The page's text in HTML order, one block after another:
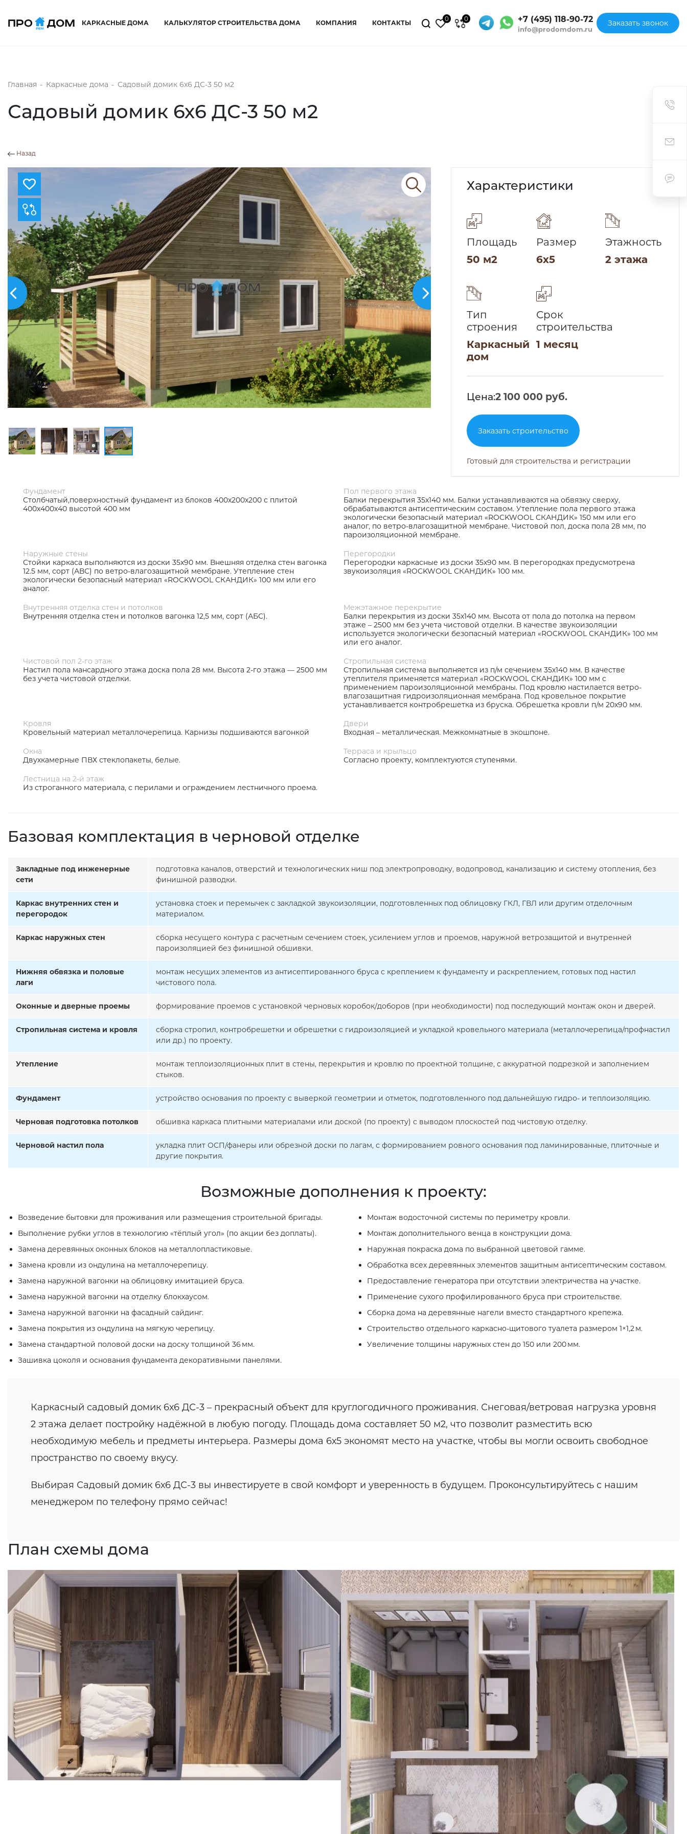
КАРКАСНЫЕ ДОМА КАЛЬКУЛЯТОР СТРОИТЕЛЬСТВА ДОМА КОМПАНИЯ КОНТАКТЫ
0 0 +7 (495) 118-90-72
info@prodomdom.ru
Заказать звонок
Главная - Каркасные дома - Садовый домик 6х6 ДС-3 50 м2
Садовый домик 6х6 ДС-3 50 м2
Назад
Характеристики
Площадь
50 м2
Размер
6х5
Этажность
2 этажа
Тип
строения
Каркасный
дом
Срок
строительства
1 месяц
Цена:2 100 000 руб.
Заказать строительство
Готовый для строительства и регистрации
Фундамент
Столбчатый,поверхностный фундамент из блоков 400х200х200 с плитой
400х400х40 высотой 400 мм
Пол первого этажа
Балки перекрытия 35х140 мм. Балки устанавливаются на обвязку сверху,
обрабатываются антисептическим составом. Утепление пола первого этажа
экологически безопасный материал «ROCKWOOL CКАНДИК» 150 мм или его
аналог, по ветро-влагозащитной мембране. Чистовой пол, доска пола 28 мм, по
пароизоляционной мембране.
Наружные стены
Стойки каркаса выполняются из доски 35х90 мм. Внешняя отделка стен вагонка
12.5 мм, сорт (АВС) по ветро-влагозащитной мембране. Утепление стен
экологически безопасный материал «ROCKWOOL СКАНДИК» 100 мм или его
аналог.
Перегородки
Перегородки каркасные из доски 35х90 мм. В перегородках предусмотрена
звукоизоляция «ROCKWOOL СКАНДИК» 100 мм.
Внутренняя отделка стен и потолков
Внутренняя отделка стен и потолков вагонка 12,5 мм, сорт (АБС).
Межэтажное перекрытие
Балки перекрытия из доски 35х140 мм. Высота от пола до потолка на первом
этаже – 2500 мм без учета чистовой отделки. В качестве звукоизоляции
используется экологически безопасный материал «ROCKWOOL СКАНДИК» 100 мм
или его аналог.
Чистовой пол 2-го этаж
Настил пола мансардного этажа доска пола 28 мм. Высота 2-го этажа — 2500 мм
без учета чистовой отделки.
Стропильная система
Стропильная система выполняется из п/м сечением 35х140 мм. В качестве
утеплителя применяется материал «ROCKWOOL СКАНДИК» 100 мм с
применением пароизоляционной мембраны. Под кровлю настилается ветро-
влагозащитная гидроизоляционная мембрана. Под кровельное покрытие
устанавливается контробрешетка из бруска. Обрешетка кровли п/м 20х90 мм.
Кровля
Кровельный материал металлочерепица. Карнизы подшиваются вагонкой
Двери
Входная – металлическая. Межкомнатные в экошпоне.
Окна
Двухкамерные ПВХ стеклопакеты, белые.
Терраса и крыльцо
Согласно проекту, комплектуются ступенями.
Лестница на 2-й этаж
Из строганного материала, с перилами и ограждением лестничного проема.
Базовая комплектация в черновой отделке
Закладные под инженерные
сети
подготовка каналов, отверстий и технологических ниш под электропроводку, водопровод, канализацию и систему отопления, без
финишной разводки.
Каркас внутренних стен и
перегородок
установка стоек и перемычек с закладкой звукоизоляции, подготовленных под облицовку ГКЛ, ГВЛ или другим отделочным
материалом.
Каркас наружных стен
сборка несущего контура с расчетным сечением стоек, усилением углов и проемов, наружной ветрозащитой и внутренней
пароизоляцией без финишной обшивки.
Нижняя обвязка и половые
лаги
монтаж несущих элементов из антисептированного бруса с креплением к фундаменту и раскреплением, готовых под настил
чистового пола.
Оконные и дверные проемы формирование проемов с установкой черновых коробок/доборов (при необходимости) под последующий монтаж окон и дверей.
Стропильная система и кровля
сборка стропил, контробрешетки и обрешетки с гидроизоляцией и укладкой кровельного материала (металлочерепица/профнастил
или др.) по проекту.
Утепление
монтаж теплоизоляционных плит в стены, перекрытия и кровлю по проектной толщине, с аккуратной подрезкой и заполнением
стыков.
Фундамент устройство основания по проекту с выверкой геометрии и отметок, подготовленного под дальнейшую гидро- и теплоизоляцию.
Черновая подготовка потолков обшивка каркаса плитными материалами или доской (по проекту) с выводом плоскостей под чистовую отделку.
Черновой настил пола
укладка плит ОСП/фанеры или обрезной доски по лагам, с формированием ровного основания под ламинированные, плиточные и
другие покрытия.
Возможные дополнения к проекту:
Возведение бытовки для проживания или размещения строительной бригады.
Выполнение рубки углов в технологию «тёплый угол» (по акции без доплаты).
Замена деревянных оконных блоков на металлопластиковые.
Замена кровли из ондулина на металлочерепицу.
Замена наружной вагонки на облицовку имитацией бруса.
Замена наружной вагонки на отделку блокхаусом.
Замена наружной вагонки на фасадный сайдинг.
Замена покрытия из ондулина на мягкую черепицу.
Замена стандартной половой доски на доску толщиной 36 мм.
Зашивка цоколя и основания фундамента декоративными панелями.
Монтаж водосточной системы по периметру кровли.
Монтаж дополнительного венца в конструкции дома.
Наружная покраска дома по выбранной цветовой гамме.
Обработка всех деревянных элементов защитным антисептическим составом.
Предоставление генератора при отсутствии электричества на участке.
Применение сухого профилированного бруса при строительстве.
Сборка дома на деревянные нагели вместо стандартного крепежа.
Строительство отдельного каркасно‑щитового туалета размером 1×1,2 м.
Увеличение толщины наружных стен до 150 или 200 мм.
Каркасный садовый домик 6х6 ДС-3 – прекрасный объект для круглогодичного проживания. Снеговая/ветровая нагрузка уровня
2 этажа делает постройку надёжной в любую погоду. Площадь дома составляет 50 м2, что позволит разместить всю
необходимую мебель и предметы интерьера. Размеры дома 6х5 экономят место на участке, чтобы вы могли освоить свободное
пространство по своему вкусу.
Выбирая Садовый домик 6х6 ДС-3 вы инвестируете в свой комфорт и уверенность в будущем. Проконсультируйтесь с нашим
менеджером по телефону прямо сейчас!
План схемы дома